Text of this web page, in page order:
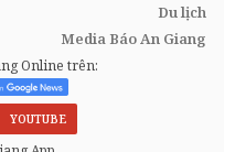
Du lịch
Media Báo An Giang
Online trên:
YOUTUBE